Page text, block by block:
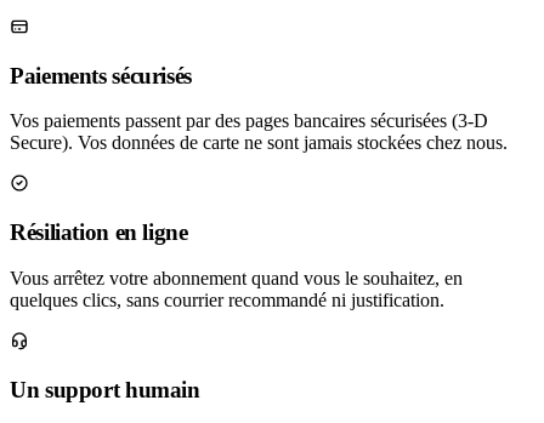
Paiements sécurisés
Vos paiements passent par des pages bancaires sécurisées (3-D
Secure). Vos données de carte ne sont jamais stockées chez nous.
Résiliation en ligne
Vous arrêtez votre abonnement quand vous le souhaitez, en
quelques clics, sans courrier recommandé ni justification.
Un support humain